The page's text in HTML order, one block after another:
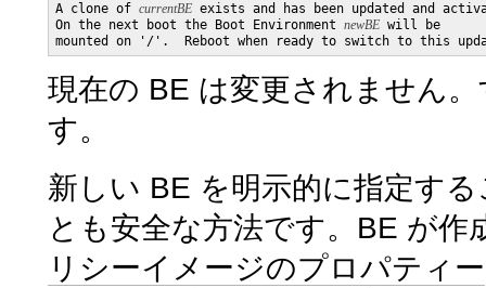
A clone of currentBE exists and has been updated and
On the next boot the Boot Environment newBE will be
mounted on '/'.  Reboot when ready to switch to this
現在の BE は変更されません
す。
新しい BE を明示的に指定す
とも安全な方法です。BE が
リシーイメージのプロパティー